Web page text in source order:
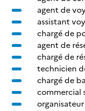
agent de
assistant
chargé de
agent de
chargé de
technicien
chargé de
commercial